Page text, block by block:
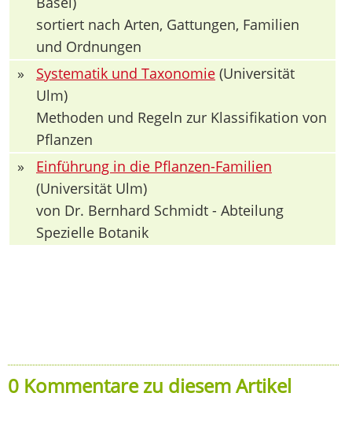
sortiert nach Arten, Gattungen, Familien
und Ordnungen
»
Systematik und Taxonomie (Universität
Ulm)
Methoden und Regeln zur Klassifikation von
Pflanzen
»
Einführung in die Pflanzen-Familien
(Universität Ulm)
von Dr. Bernhard Schmidt - Abteilung
Spezielle Botanik
0 Kommentare zu diesem Artikel